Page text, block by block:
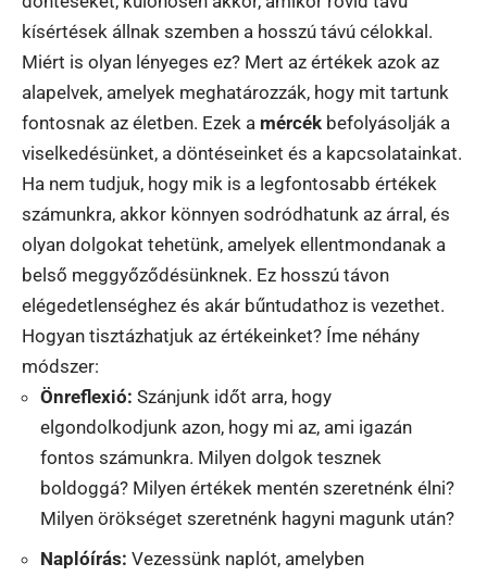
kísértések állnak szemben a hosszú távú célokkal.
Miért is olyan lényeges ez? Mert az értékek azok az
alapelvek, amelyek meghatározzák, hogy mit tartunk
fontosnak az életben. Ezek a mércék befolyásolják a
viselkedésünket, a döntéseinket és a kapcsolatainkat.
Ha nem tudjuk, hogy mik is a legfontosabb értékek
számunkra, akkor könnyen sodródhatunk az árral, és
olyan dolgokat tehetünk, amelyek ellentmondanak a
belső meggyőződésünknek. Ez hosszú távon
elégedetlenséghez és akár bűntudathoz is vezethet.
Hogyan tisztázhatjuk az értékeinket? Íme néhány
módszer:
Önreflexió: Szánjunk időt arra, hogy
elgondolkodjunk azon, hogy mi az, ami igazán
fontos számunkra. Milyen dolgok tesznek
boldoggá? Milyen értékek mentén szeretnénk élni?
Milyen örökséget szeretnénk hagyni magunk után?
Naplóírás: Vezessünk naplót, amelyben